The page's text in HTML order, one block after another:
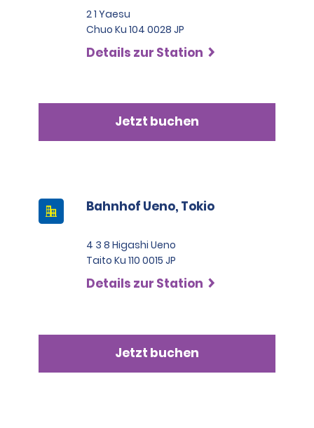
2 1 Yaesu
Chuo Ku 104 0028 JP
Details zur Station
Jetzt buchen
Bahnhof Ueno, Tokio
4 3 8 Higashi Ueno
Taito Ku 110 0015 JP
Details zur Station
Jetzt buchen